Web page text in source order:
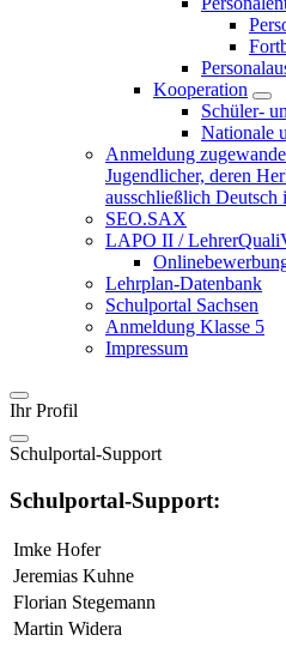
Kooperation
Schüler-
Nationale
Anmeldung
Jugendlicher, deren
ausschließlich Deutsch
SEO.SAX
LAPO II /
Lehrplan-Datenbank
Schulportal Sachsen
Anmeldung Klasse 5
Impressum
Ihr Profil
Schulportal-Support
Schulportal-Support:
Imke Hofer
Jeremias Kuhne
Florian Stegemann
Martin Widera